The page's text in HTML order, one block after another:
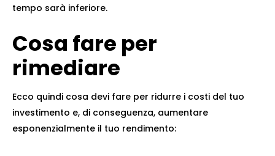
tempo sarà inferiore.
Cosa fare per
rimediare
Ecco quindi cosa devi fare per ridurre i costi del tuo
investimento e, di conseguenza, aumentare
esponenzialmente il tuo rendimento: